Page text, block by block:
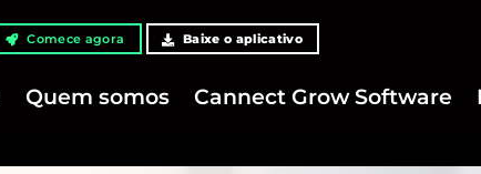
Comece agora Baixe o aplicativo
Quem somos Cannect Grow Software